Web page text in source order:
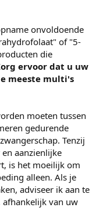
onvoldoende
of "5-
die
ervoor dat u uw
meeste multi's
moeten tussen
gedurende
Tenzij
aanzienlijke
is het moeilijk om
alleen. Als je
adviseer ik aan te
van uw